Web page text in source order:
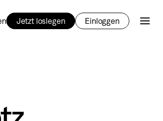
Jetzt loslegen Einloggen